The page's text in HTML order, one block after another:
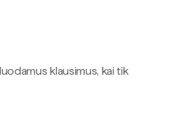
klausimus, kai tik